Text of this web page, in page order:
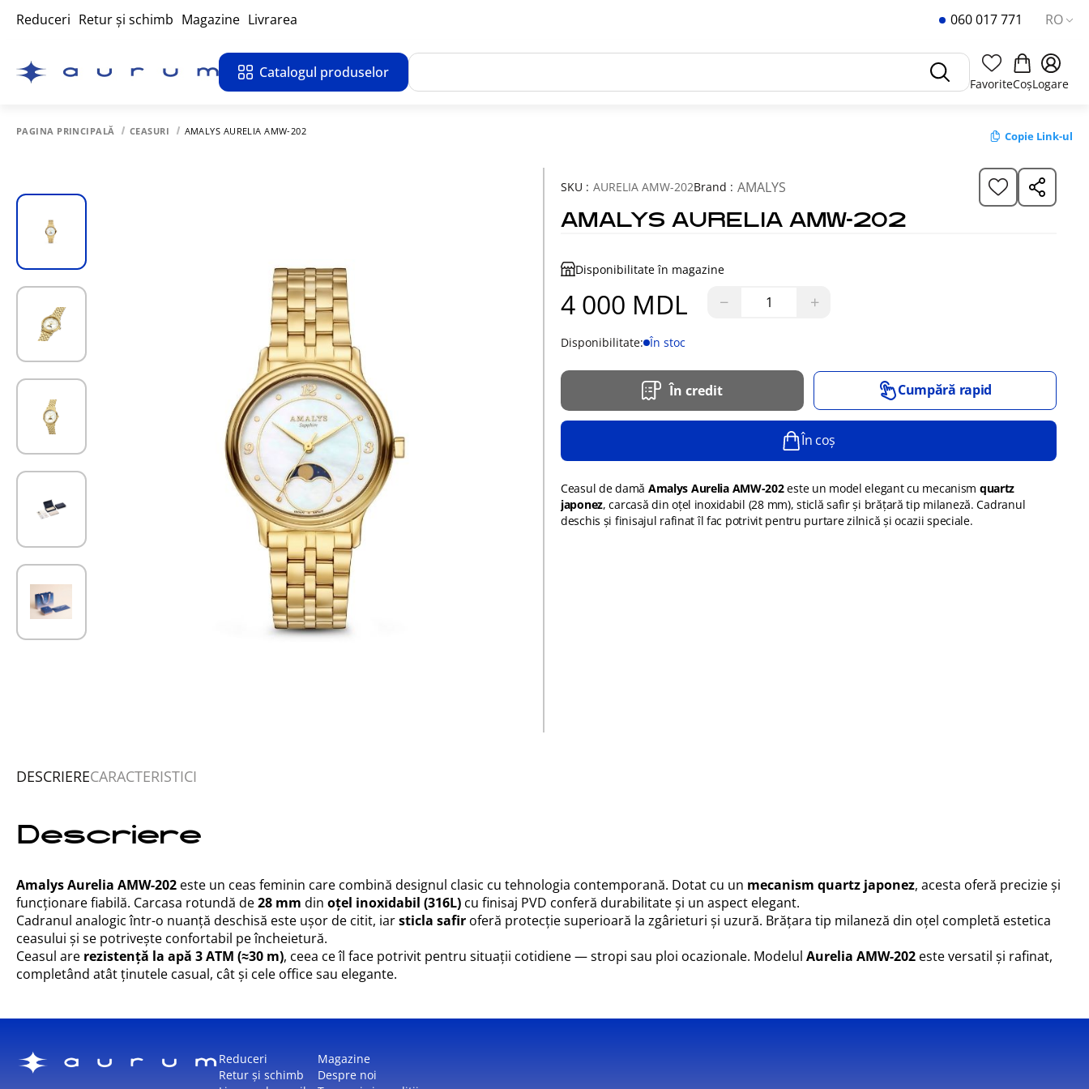
Reduceri Retur și schimb Magazine Livrarea 060 017 771 RO
Catalogul produselor
FavoriteCoșLogare
PAGINA PRINCIPALĂ CEASURI AMALYS AURELIA AMW-202 Copie Link-ul
SKU : AURELIA AMW-202Brand : AMALYS
AMALYS AURELIA AMW-202
Disponibilitate în magazine
4 000 MDL − +
Disponibilitate: În stoc
În credit Cumpără rapid
În coș
Ceasul de damă Amalys Aurelia AMW-202este un model elegant cu mecanism quartz
japonez, carcasă din oțel inoxidabil (28 mm), sticlă safir și brățară tip milaneză. Cadranul
deschis și finisajul rafinat îl fac potrivit pentru purtare zilnică și ocazii speciale.
DESCRIERECARACTERISTICI
Descriere
Amalys Aurelia AMW-202 este un ceas feminin care combină designul clasic cu tehnologia contemporană. Dotat cu un mecanism quartz japonez, acesta oferă precizie și
funcționare fiabilă. Carcasa rotundă de28 mm din oțel inoxidabil (316L) cu finisaj PVD conferă durabilitate și un aspect elegant.
Cadranul analogic într-o nuanță deschisă este ușor de citit, iarsticla safir oferă protecție superioară la zgârieturi și uzură. Brățara tip milaneză din oțel completă estetica
ceasului și se potrivește confortabil pe încheietură.
Ceasul are rezistență la apă 3 ATM (≈30 m), ceea ce îl face potrivit pentru situații cotidiene — stropi sau ploi ocazionale. Modelul Aurelia AMW-202 este versatil și rafinat,
completând atât ținutele casual, cât și cele office sau elegante.
Reduceri
Retur și schimb
Magazine
Despre noi